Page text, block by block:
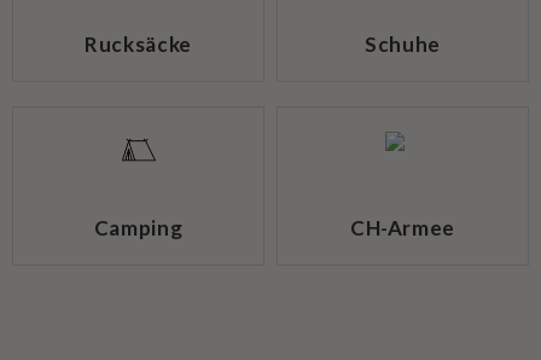
Rucksäcke Schuhe
Camping CH-Armee